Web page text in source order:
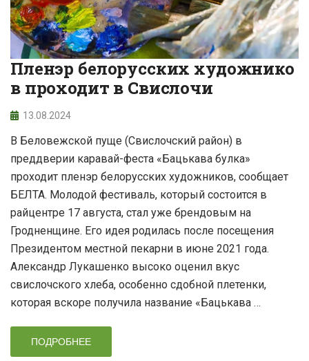
Пленэр белорусских художнико
в проходит в Свислочи
13.08.2024
В Беловежской пуще (Свислочский район) в
преддверии каравай-феста «Бацькава булка»
проходит пленэр белорусских художников, сообщает
БЕЛТА. Молодой фестиваль, который состоится в
райцентре 17 августа, стал уже брендовым на
Гродненщине. Его идея родилась после посещения
Президентом местной пекарни в июне 2021 года.
Александр Лукашенко высоко оценил вкус
свислочского хлеба, особенно сдобной плетенки,
которая вскоре получила название «Бацькава …
ПОДРОБНЕЕ